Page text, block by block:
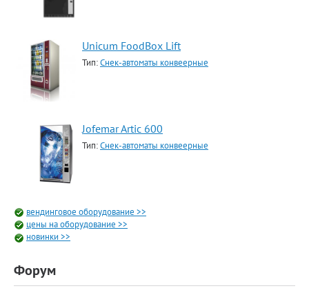
Unicum FoodBox Lift
Тип:Снек-автоматы конвеерные
Jofemar Artic 600
Тип:Снек-автоматы конвеерные
вендинговое оборудование >>
цены на оборудование >>
новинки >>
Форум